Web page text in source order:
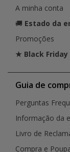
A minha conta
🚚 Estado da
Promoções
★ Black
Guia de
Perguntas
Informação da
Livro de
Compra e